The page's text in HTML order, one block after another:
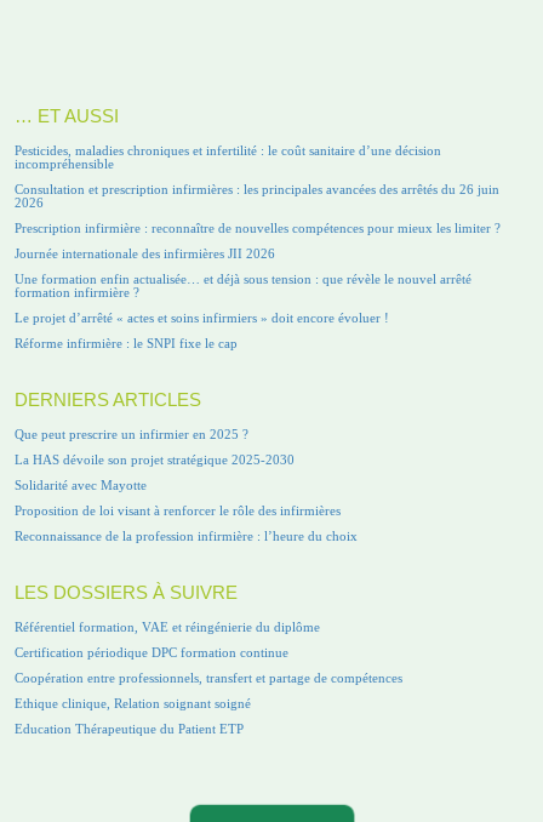
… ET AUSSI
Pesticides, maladies chroniques et infertilité : le coût sanitaire d’une décision
incompréhensible
Consultation et prescription infirmières : les principales avancées des arrêtés du 26 juin
2026
Prescription infirmière : reconnaître de nouvelles compétences pour mieux les limiter ?
Journée internationale des infirmières JII 2026
Une formation enfin actualisée… et déjà sous tension : que révèle le nouvel arrêté
formation infirmière ?
Le projet d’arrêté « actes et soins infirmiers » doit encore évoluer !
Réforme infirmière : le SNPI fixe le cap
DERNIERS ARTICLES
Que peut prescrire un infirmier en 2025 ?
La HAS dévoile son projet stratégique 2025-2030
Solidarité avec Mayotte
Proposition de loi visant à renforcer le rôle des infirmières
Reconnaissance de la profession infirmière : l’heure du choix
LES DOSSIERS À SUIVRE
Référentiel formation, VAE et réingénierie du diplôme
Certification périodique DPC formation continue
Coopération entre professionnels, transfert et partage de compétences
Ethique clinique, Relation soignant soigné
Education Thérapeutique du Patient ETP